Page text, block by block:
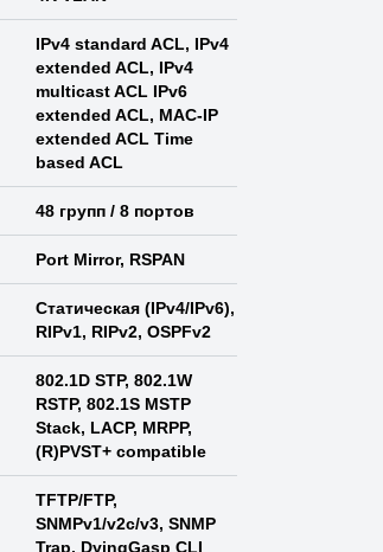
IPv4 standard ACL, IPv4
extended ACL, IPv4
multicast ACL IPv6
extended ACL, MAC-IP
extended ACL Time
based ACL
48 групп / 8 портов
Port Mirror, RSPAN
Статическая (IPv4/IPv6),
RIPv1, RIPv2, OSPFv2
802.1D STP, 802.1W
RSTP, 802.1S MSTP
Stack, LACP, MRPP,
(R)PVST+ compatible
TFTP/FTP,
SNMPv1/v2c/v3, SNMP
Trap, DyingGasp CLI